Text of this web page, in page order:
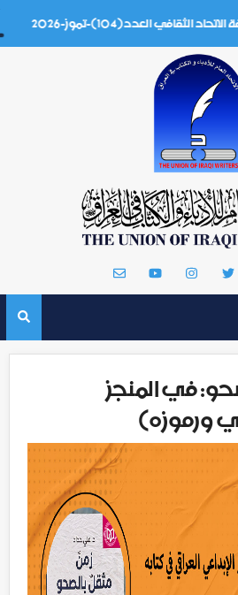
العدد(104)-تموز-2026
في المنجز
ورموزه)